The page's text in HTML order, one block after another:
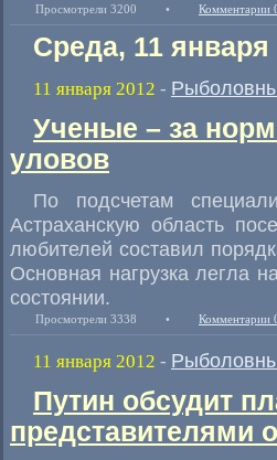
Просмотрели 3200 • Комментарии
Среда, 11 января
11 января 2012 -
Ученые – за
уловов
По подсчетам
Астраханскую область
любителей составил
Основная нагрузка легла
состоянии.
Просмотрели 3338 • Комментарии
11 января 2012 -
Путин обсудит
представителями